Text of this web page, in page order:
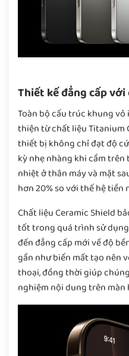
Thiết kế đẳng cấp
Toàn bộ cấu trúc khung vỏ
thiện từ chất liệu Titanium
thiết bị không chỉ đạt độ
kỳ nhẹ nhàng khi cầm trên
nhiệt ở thân máy và mặt
hơn 20% so với thế hệ tiền
Chất liệu Ceramic Shield
tốt trong quá trình sử
đến đẳng cấp mới về độ
gần như biến mất tạo nên
thoại, đồng thời giúp
nghiệm nội dung trên màn